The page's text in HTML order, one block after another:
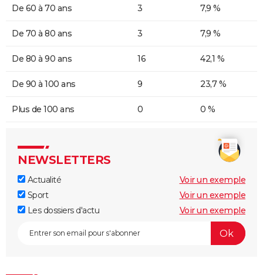
De 60 à 70 ans 3 7,9 %
De 70 à 80 ans 3 7,9 %
De 80 à 90 ans 16 42,1 %
De 90 à 100 ans 9 23,7 %
Plus de 100 ans 0 0 %
NEWSLETTERS
Actualité
Voir un exemple
Sport
Voir un exemple
Les dossiers d'actu
Voir un exemple